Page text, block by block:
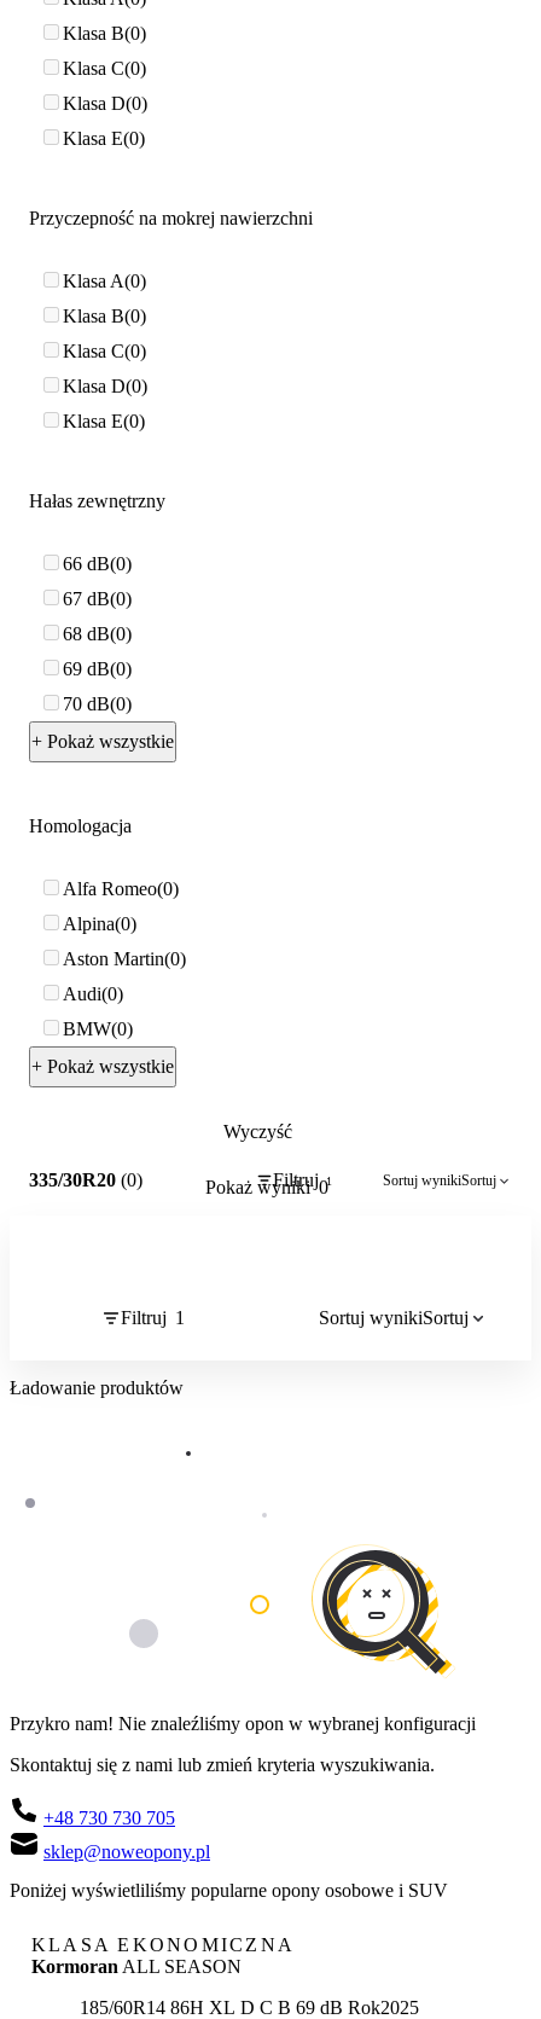
Klasa B 0
Klasa C 0
Klasa D 0
Klasa E 0
Przyczepność na mokrej nawierzchni
Klasa A 0
Klasa B 0
Klasa C 0
Klasa D 0
Klasa E 0
Hałas zewnętrzny
66 dB 0
67 dB 0
68 dB 0
69 dB 0
70 dB 0
+ Pokaż wszystkie
Homologacja
Alfa Romeo 0
Alpina 0
Aston Martin 0
Audi 0
BMW 0
+ Pokaż wszystkie
Wyczyść
Pokaż wyniki 0
335/30R20 (0) Filtruj 1 Sortuj wynikiSortuj
Filtruj 1 Sortuj wynikiSortuj
Ładowanie produktów
Przykro nam! Nie znaleźliśmy opon w wybranej konfiguracji
Skontaktuj się z nami lub zmień kryteria wyszukiwania.
+48 730 730 705
sklep@noweopony.pl
Poniżej wyświetliliśmy popularne opony osobowe i SUV
KLASA EKONOMICZNA
Kormoran ALL SEASON
185/60R14 86H XL Etykieta:
D C B 69 dB Rok2025